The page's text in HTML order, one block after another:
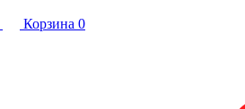
Корзина 0